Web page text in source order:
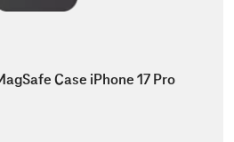
Case iPhone 17 Pro